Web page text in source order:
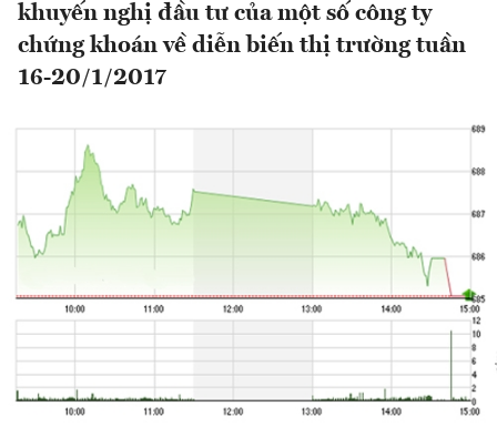
khuyến nghị đầu tư của một số công ty
chứng khoán về diễn biến thị trường tuần
16-20/1/2017